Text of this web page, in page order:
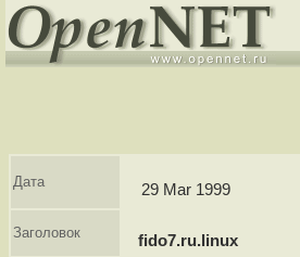
Дата 29 Mar 1999
Заголовок fido7.ru.linux